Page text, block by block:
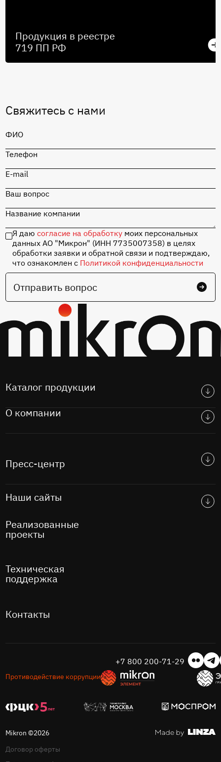
Продукция в реестре
719 ПП РФ
Свяжитесь с нами
ФИО
Телефон
E-mail
Ваш вопрос
Название компании
Я даюсогласие на обработку моих персональных
данных АО "Микрон" (ИНН 7735007358) в целях
обработки заявки и обратной связи и подтверждаю,
что ознакомлен с Политикой конфиденциальности
Отправить вопрос
Каталог продукции
О компании
Пресс-центр
Наши сайты
Реализованные
проекты
Техническая
поддержка
Контакты
Противодействие коррупции
+7 800 200-71-29
Mikron ©2026
Договор оферты